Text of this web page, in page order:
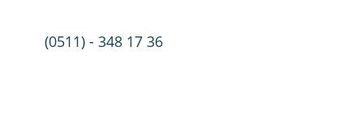
(0511) - 348 17 36